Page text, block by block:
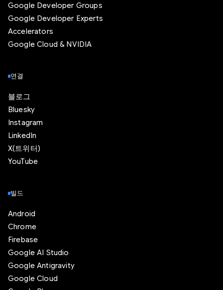
Google Developer Groups
Google Developer Experts
Accelerators
Google Cloud & NVIDIA
연결
블로그
Bluesky
Instagram
LinkedIn
X(트위터)
YouTube
빌드
Android
Chrome
Firebase
Google AI Studio
Google Antigravity
Google Cloud